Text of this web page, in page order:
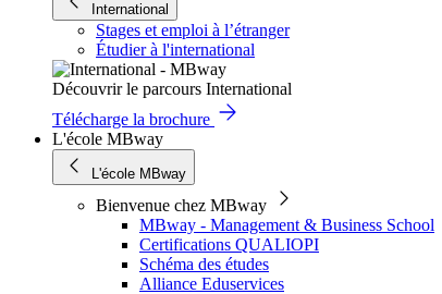
International
Stages et emploi à l’étranger
Étudier à l'international
Découvrir le parcours International
Télécharge la brochure
L'école MBway
L'école MBway
Bienvenue chez MBway
MBway - Management & Business School
Certifications QUALIOPI
Schéma des études
Alliance Eduservices